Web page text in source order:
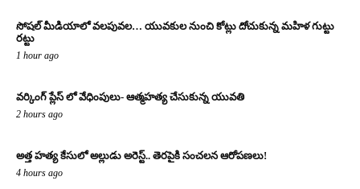
సోషల్ మీడియాలో వలపువల… యువకుల నుంచి కోట్లు దోచుకున్న మహిళ గుట్టు
రట్టు
1 hour ago
వర్కింగ్ ప్లేస్ లో వేధింపులు- ఆత్మహత్య చేసుకున్న యువతి
2 hours ago
అత్త హత్య కేసులో అల్లుడు అరెస్ట్.. తెరపైకి సంచలన ఆరోపణలు!
4 hours ago